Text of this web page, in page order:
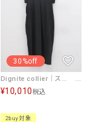
30%off
¥10,010税込
2buy対象